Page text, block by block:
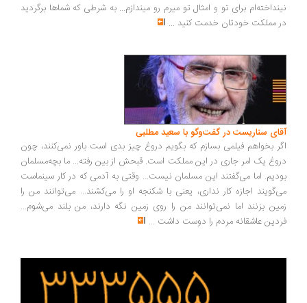
برای تو و امثال تو میرم رو میندازم... به شرطی که شماها برگردید
مملکت خودتان خدمت کنید...
سناریست در گفت‌وگو با سعید مطلبی
بخواهم فیلمی بسازم که بگویم دروغ چیز بدی است باور نمی‌کنند، چون
یک امر جاری در این مملکت است. قبحش از بین رفته... ما بچه‌مسلمان
اما می‌گفتند این مسلمان نیست... وقتی به آدمی که در کار سینماست
اجازه کار نداری، یعنی با شکنجه او را می‌کشند... می‌توانند من را
بزنند اما نمی‌توانند من را روی زمین نگه دارند، من بلند می‌شوم...
عاشقانه مردم را دوست داشت ...